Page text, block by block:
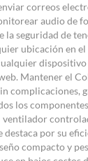
correos
audio de
la seguridad de
ubicación en el
dispositivo
Mantener el
complicaciones,
los
ventilador
destaca por su
compacto y